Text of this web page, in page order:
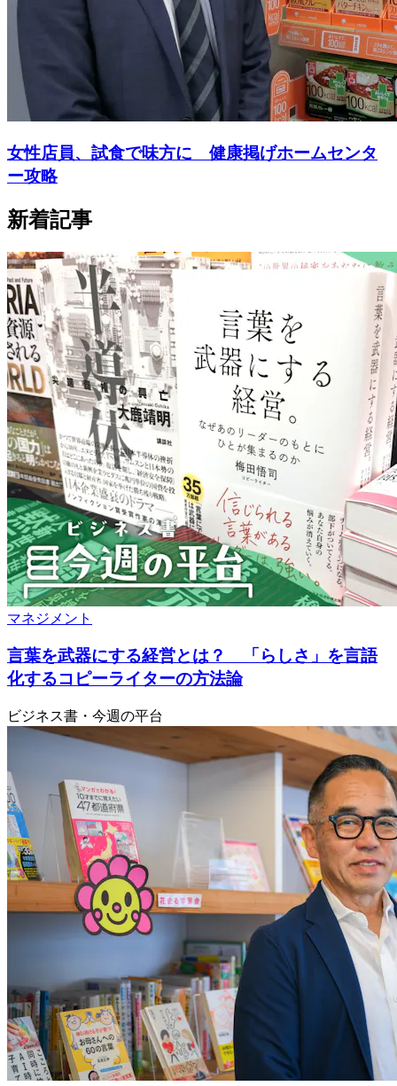
女性店員、試食で味方に 健康掲げホームセンタ
ー攻略
新着記事
マネジメント
言葉を武器にする経営とは？ 「らしさ」を言語
化するコピーライターの方法論
ビジネス書・今週の平台